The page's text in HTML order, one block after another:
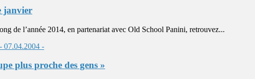
janvier
de l’année 2014, en partenariat avec Old School Panini, retrouvez...
plus proche des gens »